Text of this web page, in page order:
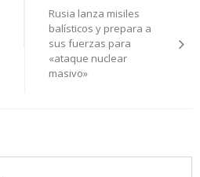
Rusia lanza misiles
balísticos y prepara a
sus fuerzas para
«ataque nuclear
masivo»